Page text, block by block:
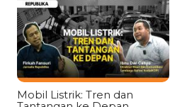
Mobil Listrik: Tren dan